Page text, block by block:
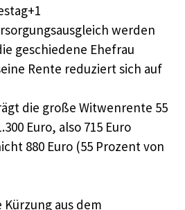
werden
geschiedene Ehefrau
Rente reduziert sich auf
die große Witwenrente 55
Euro, also 715 Euro
880 Euro (55 Prozent von
aus dem